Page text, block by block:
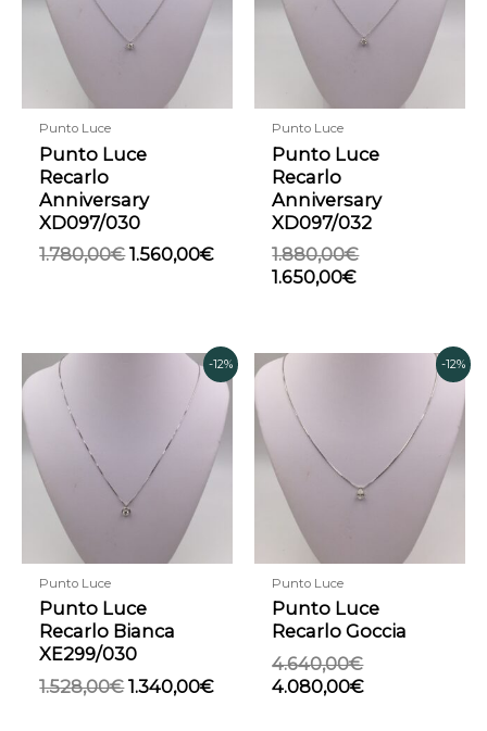
Punto Luce
Punto Luce
Recarlo
Anniversary
XD097/030
1.780,00€ 1.560,00€
Punto Luce
Punto Luce
Recarlo
Anniversary
XD097/032
1.880,00€
1.650,00€
-12%
Punto Luce
Punto Luce
Recarlo Bianca
XE299/030
1.528,00€
originale
1.528,00€.
1.340,00€
Il
prezzo
attuale
è:
1.340,00€.
-12%
Punto Luce
Punto Luce
Recarlo Goccia
4.640,00€
originale
4.640,00€.
4.080,00€
attuale
4.080,00€.